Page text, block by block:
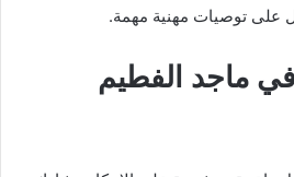
على توصيات مهنية مهمة.
ماجد الفطيم